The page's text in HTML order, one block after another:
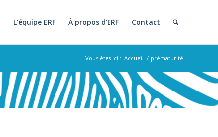
L’équipe ERF À propos d’ERF Contact
Vous êtes ici : Accueil / prématurité